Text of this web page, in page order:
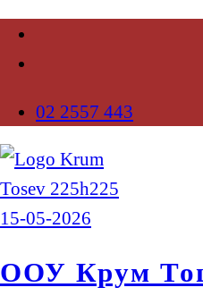
02 2557 443
ООУ Крум